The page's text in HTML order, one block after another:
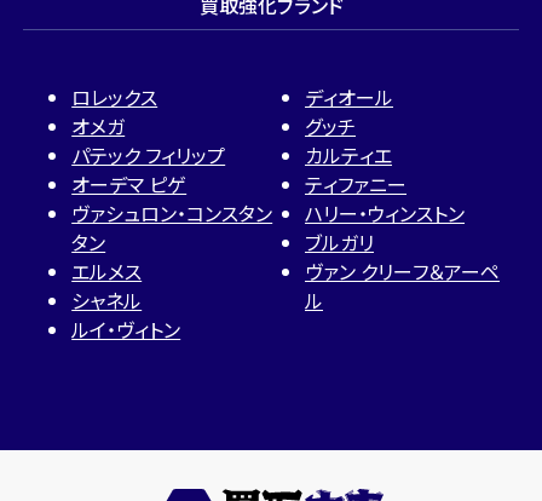
ロレックス
オメガ
パテック フィリップ
オーデマ ピゲ
ヴァシュロン・コンスタン
タン
エルメス
シャネル
ルイ・ヴィトン
ディオール
グッチ
カルティエ
ティファニー
ハリー・ウィンストン
ブルガリ
ヴァン クリーフ＆アーペ
ル